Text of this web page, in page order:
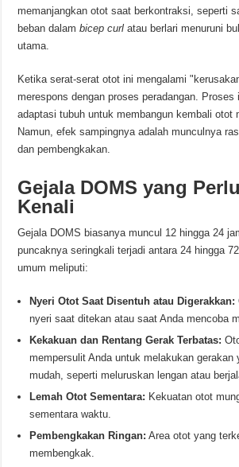
memanjangkan otot saat berkontraksi, seperti
beban dalambicep curl atau berlari menuruni
utama.
Ketika serat-serat otot ini mengalami
merespons dengan proses peradangan. Proses
adaptasi tubuh untuk membangun kembali otot
Namun, efek sampingnya adalah munculnya
dan pembengkakan.
Gejala DOMS yang
Kenali
Gejala DOMS biasanya muncul 12 hingga 24
puncaknya seringkali terjadi antara 24 hingga
umum meliputi:
Nyeri Otot Saat Disentuh atau Digerakkan:
nyeri saat ditekan atau saat Anda mencoba
Kekakuan dan Rentang Gerak Terbatas:
mempersulit Anda untuk melakukan gerakan
mudah, seperti meluruskan lengan atau
Lemah Otot Sementara: Kekuatan otot
sementara waktu.
Pembengkakan Ringan: Area otot yang
membengkak.